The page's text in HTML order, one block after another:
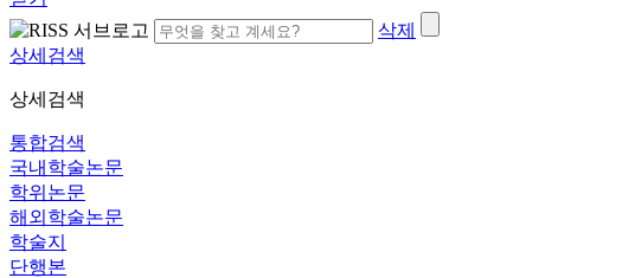
삭제
상세검색
상세검색
통합검색
국내학술논문
학위논문
해외학술논문
학술지
단행본